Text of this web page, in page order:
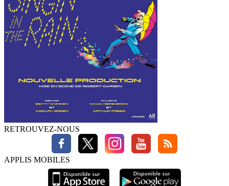
RETROUVEZ-NOUS
APPLIS MOBILES